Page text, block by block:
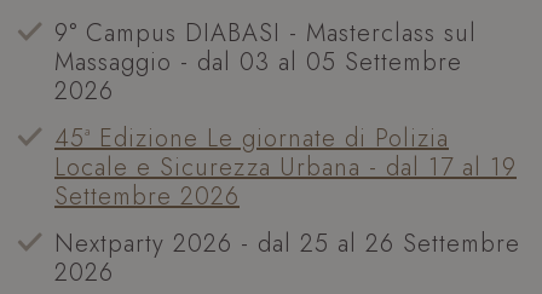
9° Campus DIABASI - Masterclass sul
Massaggio - dal 03 al 05 Settembre
2026
45ª Edizione Le giornate di Polizia
Locale e Sicurezza Urbana - dal 17 al 19
Settembre 2026
Nextparty 2026 - dal 25 al 26 Settembre
2026